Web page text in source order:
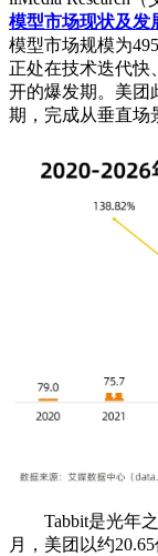
模型市场现状及发
模型市场规模为
正处在技术迭代快
开的爆发期。美团
期，完成从垂直场
Tabbit是光年之
月，美团以约